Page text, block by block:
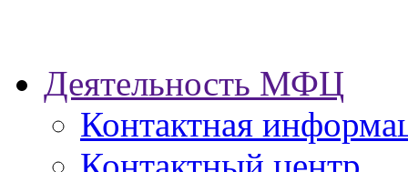
Деятельность МФЦ
Контактная